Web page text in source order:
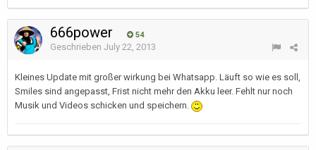
666power 54
Geschrieben July 22, 2013
Kleines Update mit großer wirkung bei Whatsapp. Läuft so wie es soll,
Smiles sind angepasst, Frist nicht mehr den Akku leer. Fehlt nur noch
Musik und Videos schicken und speichern.